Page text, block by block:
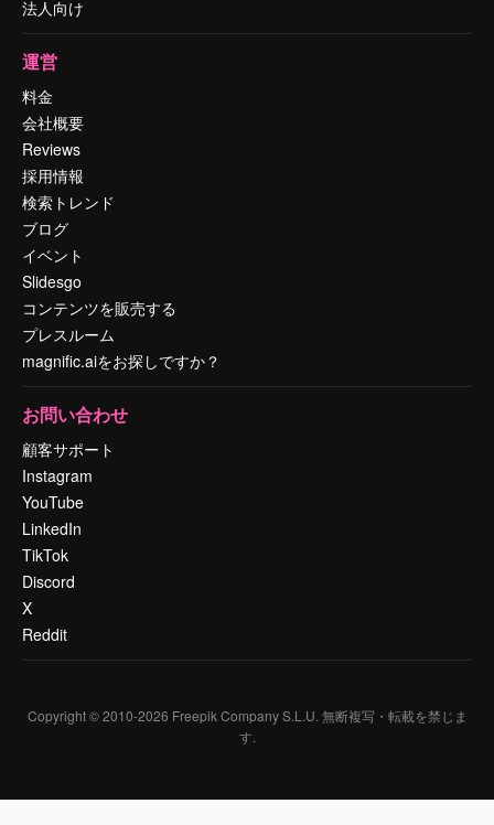
法人向け
運営
料金
会社概要
Reviews
採用情報
検索トレンド
ブログ
イベント
Slidesgo
コンテンツを販売する
プレスルーム
magnific.aiをお探しですか？
お問い合わせ
顧客サポート
Instagram
YouTube
LinkedIn
TikTok
Discord
X
Reddit
Copyright © 2010-2026 Freepik Company S.L.U. 無断複写・転載を禁じま
す.